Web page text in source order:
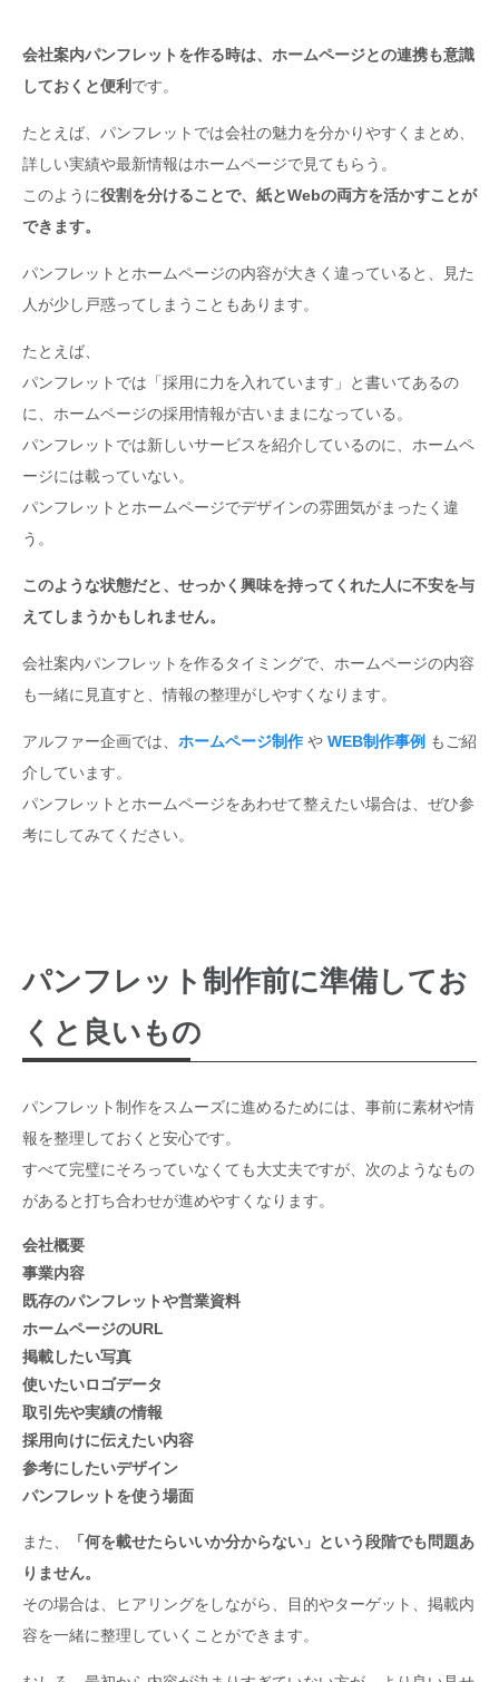
会社案内パンフレットを作る時は、ホームページとの連携も意識
しておくと便利 です。
たとえば、パンフレットでは会社の魅力を分かりやすくまとめ、
詳しい実績や最新情報はホームページで見てもらう。
このように役割を分けることで、紙とWebの両方を活かすことが
できます。
パンフレットとホームページの内容が大きく違っていると、見た
人が少し戸惑ってしまうこともあります。
たとえば、
パンフレットでは「採用に力を入れています」と書いてあるの
に、ホームページの採用情報が古いままになっている。
パンフレットでは新しいサービスを紹介しているのに、ホームペ
ージには載っていない。
パンフレットとホームページでデザインの雰囲気がまったく違
う。
このような状態だと、せっかく興味を持ってくれた人に不安を与
えてしまうかもしれません。
会社案内パンフレットを作るタイミングで、ホームページの内容
も一緒に見直すと、情報の整理がしやすくなります。
アルファー企画では、 ホームページ制作 や WEB制作事例 もご紹
介しています。
パンフレットとホームページをあわせて整えたい場合は、ぜひ参
考にしてみてください。
パンフレット制作前に準備してお
くと良いもの
パンフレット制作をスムーズに進めるためには、事前に素材や情
報を整理しておくと安心です。
すべて完璧にそろっていなくても大丈夫ですが、次のようなもの
があると打ち合わせが進めやすくなります。
会社概要
事業内容
既存のパンフレットや営業資料
ホームページのURL
掲載したい写真
使いたいロゴデータ
取引先や実績の情報
採用向けに伝えたい内容
参考にしたいデザイン
パンフレットを使う場面
また、
「何を載せたらいいか分からない」という段階でも問題あ
りません。
その場合は、ヒアリングをしながら、目的やターゲット、掲載内
容を一緒に整理していくことができます。